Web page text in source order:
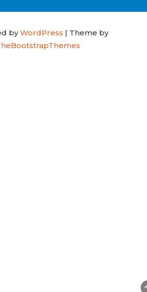
byWordPress | Theme by